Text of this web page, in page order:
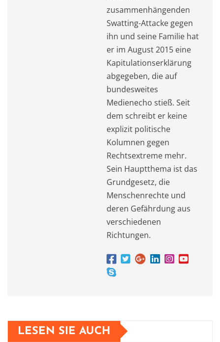
zusammenhängenden
Swatting-Attacke gegen
ihn und seine Familie hat
er im August 2015 eine
Kapitulationserklärung
abgegeben, die auf
bundesweites
Medienecho stieß. Seit
dem schreibt er keine
explizit politische
Kolumnen gegen
Rechtsextreme mehr.
Sein Hauptthema ist das
Grundgesetz, die
Menschenrechte und
deren Gefährdung aus
verschiedenen
Richtungen.
LESEN SIE AUCH